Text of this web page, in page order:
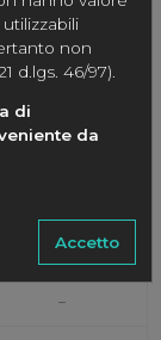
non
d.lgs. 46/97).
di
da
Accetto
per rampa
–
–